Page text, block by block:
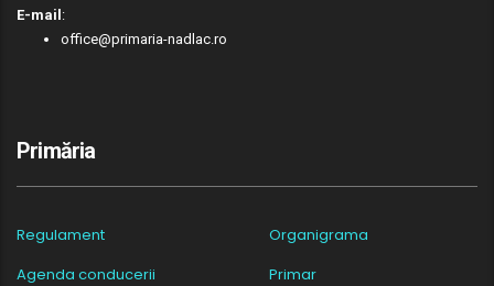
E-mail :
office@primaria-nadlac.ro
Primăria
Regulament
Organigrama
Agenda conducerii
Primar